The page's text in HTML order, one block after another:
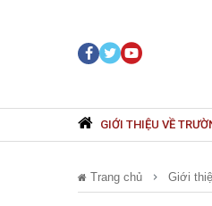
GIỚI THIỆU VỀ
Trang chủ Giới